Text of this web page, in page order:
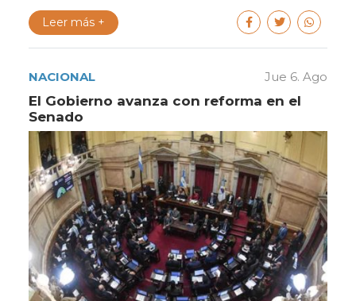
Leer más +
NACIONAL Jue 6. Ago
El Gobierno avanza con reforma en el
Senado